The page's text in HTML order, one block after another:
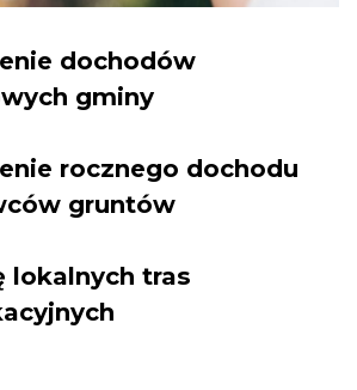
dochodów
gminy
rocznego dochodu
gruntów
lokalnych tras